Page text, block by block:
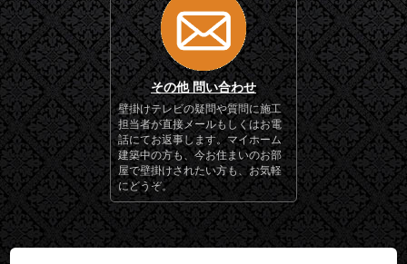
その他 問い合わせ
壁掛けテレビの疑問や質問に施工
担当者が直接メールもしくはお電
話にてお返事します。マイホーム
建築中の方も、今お住まいのお部
屋で壁掛けされたい方も、お気軽
にどうぞ。